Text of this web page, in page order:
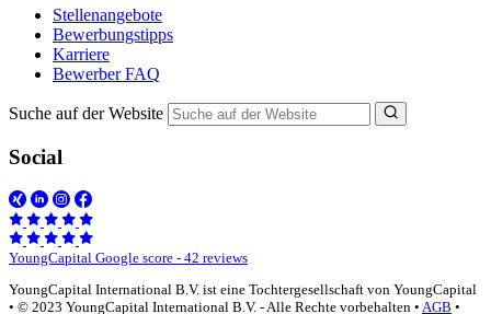
Stellenangebote
Bewerbungstipps
Karriere
Bewerber FAQ
Suche auf der Website
Social
YoungCapital Google score - 42 reviews
YoungCapital International B.V. ist eine Tochtergesellschaft von YoungCapital
• © 2023 YoungCapital International B.V. - Alle Rechte vorbehalten • AGB •